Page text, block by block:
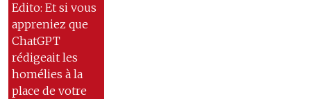
Edito: Et si vous
appreniez que
ChatGPT
rédigeait les
homélies à la
place de votre